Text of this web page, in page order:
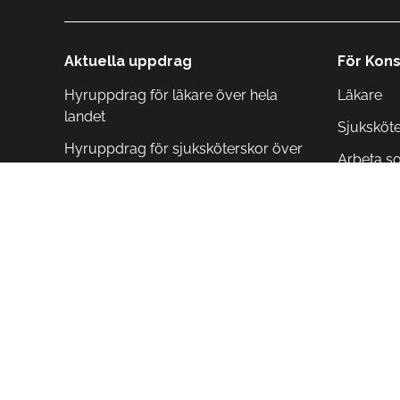
Aktuella uppdrag
Hyruppdrag för läkare över hela
landet
Hyruppdrag för sjuksköterskor över
För
Läkare
Arbeta